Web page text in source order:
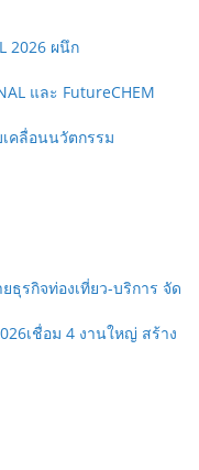
2026 ผนึก
และ FutureCHEM
เคลื่อนนวัตกรรม
ธุรกิจท่องเที่ยว-บริการ จัด
เชื่อม 4 งานใหญ่ สร้าง